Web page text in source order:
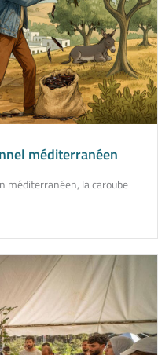
méditerranéen
méditerranéen, la caroube